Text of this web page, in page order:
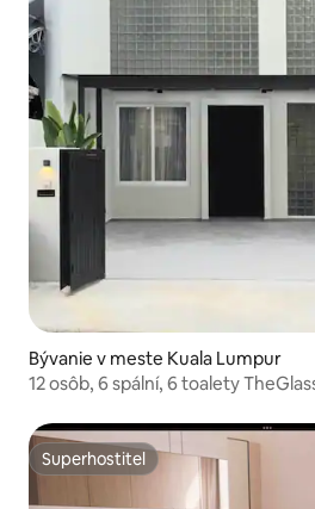
Bývanie v meste Kuala Lumpur
12 osôb, 6 spální, 6 toalety
Superhostiteľ
Superhostiteľ